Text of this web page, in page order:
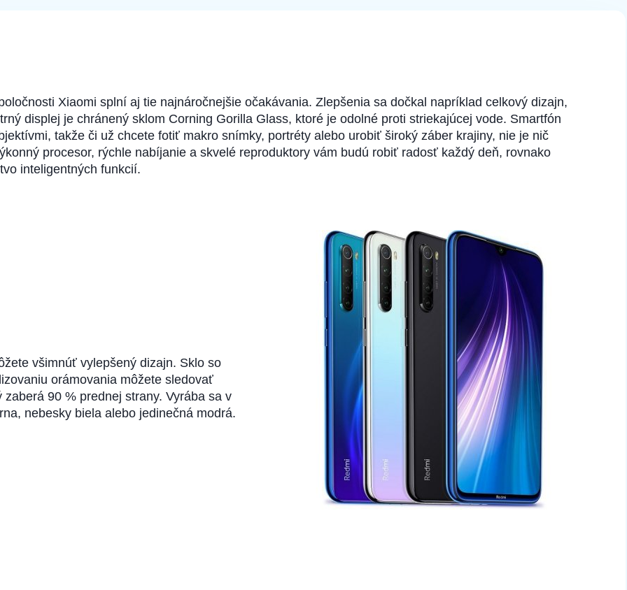
Xiaomi splní aj tie najnáročnejšie očakávania. Zlepšenia sa dočkal napríklad celkový dizajn,
displej je chránený sklom Corning Gorilla Glass, ktoré je odolné proti striekajúcej vode. Smartfón
takže či už chcete fotiť makro snímky, portréty alebo urobiť široký záber krajiny, nie je nič
procesor, rýchle nabíjanie a skvelé reproduktory vám budú robiť radosť každý deň, rovnako
inteligentných funkcií.
všimnúť vylepšený dizajn. Sklo so
orámovania môžete sledovať
90 % prednej strany. Vyrába sa v
nebesky biela alebo jedinečná modrá.